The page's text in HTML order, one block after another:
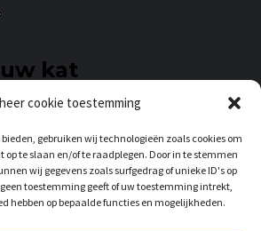
cookie toestemming
gebruiken wij technologieën zoals cookies om
te slaan en/of te raadplegen. Door in te stemmen
wij gegevens zoals surfgedrag of unieke ID's op
toestemming geeft of uw toestemming intrekt,
hebben op bepaalde functies en mogelijkheden.
kat
kattenspullen